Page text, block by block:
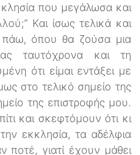
που μεγάλωσα και
Και ίσως τελικά και
όπου θα ζούσα μια
ταυτόχρονα και τη
ότι είμαι εντάξει με
στο τελικό σημείο της
της επιστροφής μου.
και σκεφτόμουν ότι κι
εκκλησία, τα αδέλφια
ποτέ, γιατί έχουν μάθει